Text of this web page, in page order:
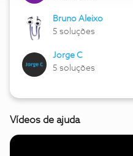
Bruno Aleixo
5 soluções
Jorge C
5 soluções
Vídeos de ajuda